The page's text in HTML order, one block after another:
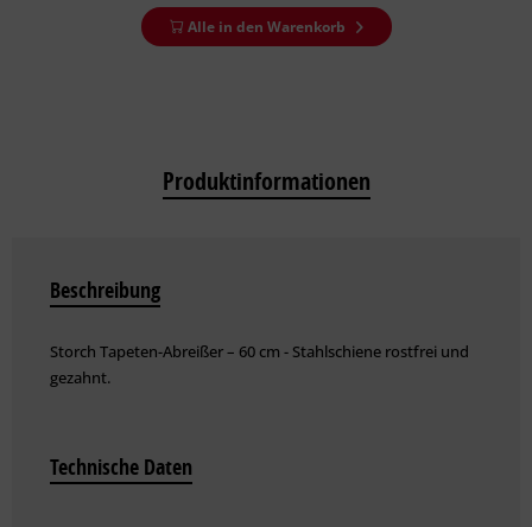
Alle in den Warenkorb
Produktinformationen
Beschreibung
Storch Tapeten-Abreißer – 60 cm - Stahlschiene rostfrei und
gezahnt.
Technische Daten